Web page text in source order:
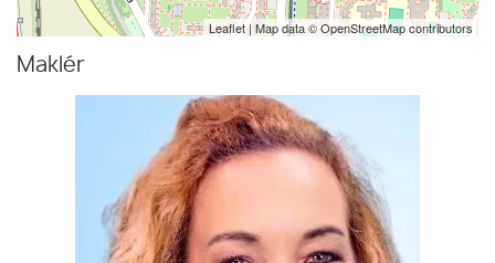
Leaflet| Map data ©OpenStreetMapcontributors
Maklér